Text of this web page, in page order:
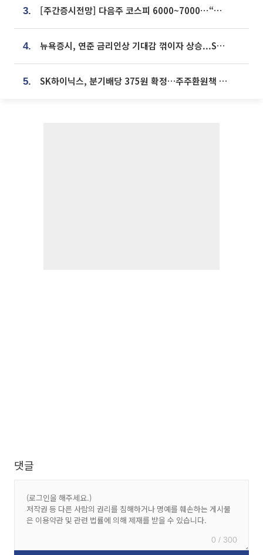
3. [주간증시전망] 다음주 코스피 6000~7000⋯“外人 수급은 정책이 변수”
4. 뉴욕증시, 연준 금리인상 기대감 꺾이자 상승...S&P500 사상 최고치 [종합]
5. SK하이닉스, 분기배당 375원 확정…주주환원책 9월로 앞당겨 발표
댓글
0 / 300